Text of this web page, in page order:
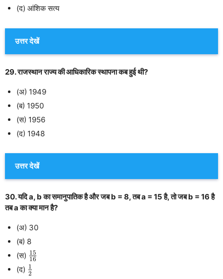
(द) आंशिक सत्य
उत्तर देखें
29. राजस्थान राज्य की आधिकारिक स्थापना कब हुई थी?
(अ) 1949
(ब) 1950
(स) 1956
(द) 1948
उत्तर देखें
30. यदि a, b का समानुपातिक है और जब b = 8, तब a = 15 है, तो जब b = 16 है
तब a का क्या मान है?
(अ) 30
(ब) 8
(स) \frac{15}
{16}
16
15
(द) \frac{1}
2
1